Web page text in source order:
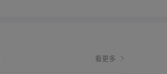
看更多